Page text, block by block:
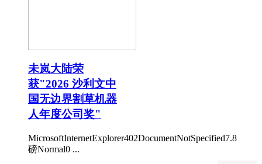
未岚大陆荣
获"2026 沙利文中
国无边界割草机器
人年度公司奖"
MicrosoftInternetExplorer402DocumentNotSpecified7.8
磅Normal0 ...